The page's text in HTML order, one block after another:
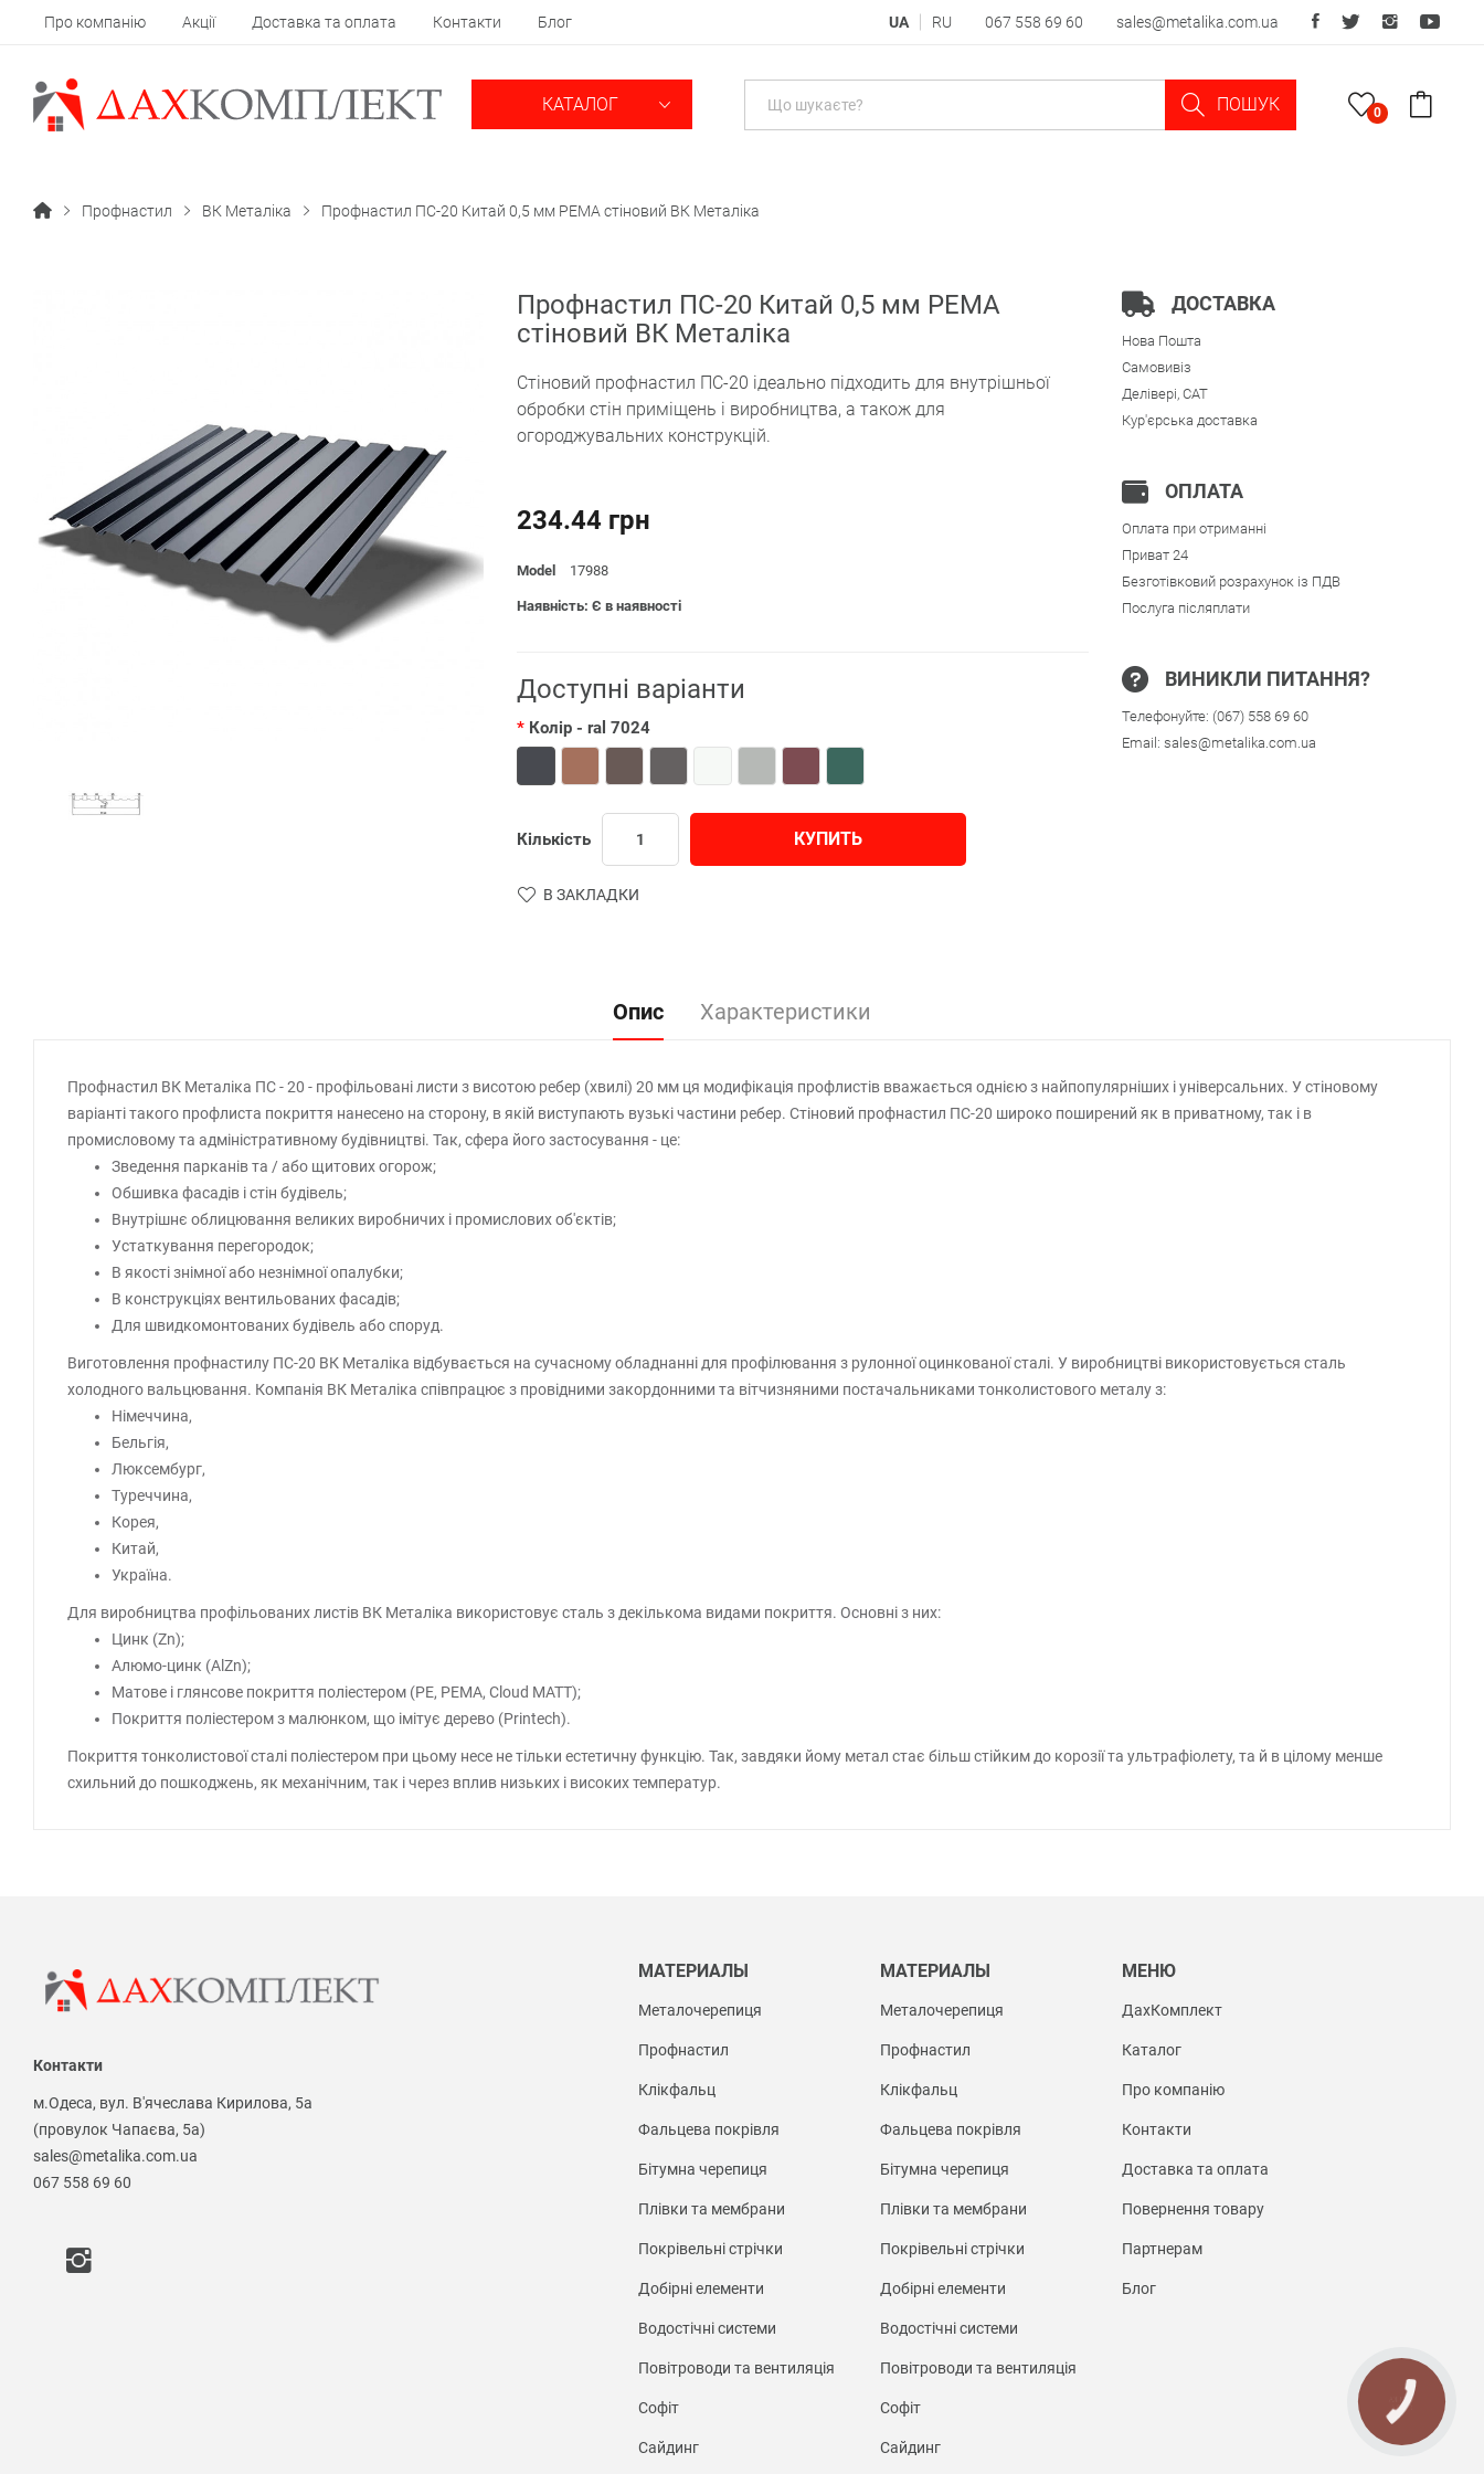
Про компанію Акції Доставка та оплата Контакти Блог UA RU 067 558 69 60 sales@metalika.com.ua
КАТАЛОГ ПОШУК 0
Профнастил ВК Металіка Профнастил ПС-20 Китай 0,5 мм РЕМА стіновий ВК Металіка
Профнастил ПС-20 Китай 0,5 мм РЕМА
стіновий ВК Металіка
Стіновий профнастил ПС-20 ідеально підходить для внутрішньої
обробки стін приміщень і виробництва, а також для
огороджувальних конструкцій.
234.44 грн
Model 17988
Наявність: Є в наявності
Доступні варіанти
Колір - ral 7024
Кількість КУПИТЬ
В ЗАКЛАДКИ
ДОСТАВКА
Нова Пошта
Самовивіз
Делівері, CAT
Кур'єрська доставка
ОПЛАТА
Оплата при отриманні
Приват 24
Безготівковий розрахунок із ПДВ
Послуга післяплати
ВИНИКЛИ ПИТАННЯ?
Телефонуйте: (067) 558 69 60
Email: sales@metalika.com.ua
Опис Характеристики
Профнастил ВК Металіка ПС - 20 - профільовані листи з висотою ребер (хвилі) 20 мм ця модифікація профлистів вважається однією з найпопулярніших і універсальних. У стіновому
варіанті такого профлиста покриття нанесено на сторону, в якій виступають вузькі частини ребер. Стіновий профнастил ПС-20 широко поширений як в приватному, так і в
промисловому та адміністративному будівництві. Так, сфера його застосування - це:
Зведення парканів та / або щитових огорож;
Обшивка фасадів і стін будівель;
Внутрішнє облицювання великих виробничих і промислових об'єктів;
Устаткування перегородок;
В якості знімної або незнімної опалубки;
В конструкціях вентильованих фасадів;
Для швидкомонтованих будівель або споруд.
Виготовлення профнастилу ПС-20 ВК Металіка відбувається на сучасному обладнанні для профілювання з рулонної оцинкованої сталі. У виробництві використовується сталь
холодного вальцювання. Компанія ВК Металіка співпрацює з провідними закордонними та вітчизняними постачальниками тонколистового металу з:
Німеччина,
Бельгія,
Люксембург,
Туреччина,
Корея,
Китай,
Україна.
Для виробництва профільованих листів ВК Металіка використовує сталь з декількома видами покриття. Основні з них:
Цинк (Zn);
Алюмо-цинк (AlZn);
Матове і глянсове покриття поліестером (PE, PEMA, Cloud MATT);
Покриття поліестером з малюнком, що імітує дерево (Printech).
Покриття тонколистової сталі поліестером при цьому несе не тільки естетичну функцію. Так, завдяки йому метал стає більш стійким до корозії та ультрафіолету, та й в цілому менше
схильний до пошкоджень, як механічним, так і через вплив низьких і високих температур.
Контакти
м.Одеса, вул. В'ячеслава Кирилова, 5а
(провулок Чапаєва, 5а)
sales@metalika.com.ua
067 558 69 60
МАТЕРИАЛЫ
Металочерепиця
Профнастил
Клікфальц
Фальцева покрівля
Бітумна черепиця
Плівки та мембрани
Покрівельні стрічки
Добірні елементи
Водостічні системи
Повітроводи та вентиляція
Софіт
Сайдинг
МАТЕРИАЛЫ
Металочерепиця
Профнастил
Клікфальц
Фальцева покрівля
Бітумна черепиця
Плівки та мембрани
Покрівельні стрічки
Добірні елементи
Водостічні системи
Повітроводи та вентиляція
Софіт
Сайдинг
МЕНЮ
ДахКомплект
Каталог
Про компанію
Контакти
Доставка та оплата
Повернення товару
Партнерам
Блог
КНОПКА
СВЯЗИ